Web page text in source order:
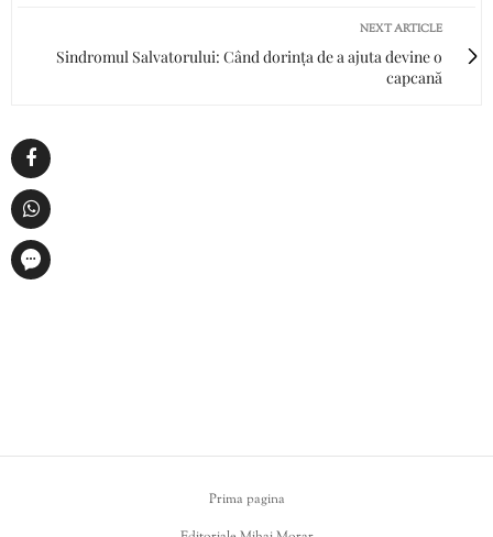
NEXT ARTICLE
Sindromul Salvatorului: Când dorința de a ajuta devine o
capcană
Prima pagina